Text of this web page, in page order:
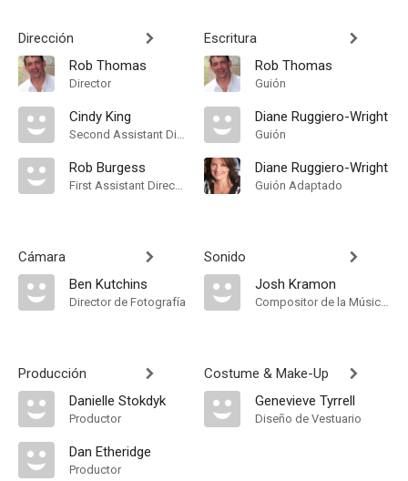
Dirección
Rob Thomas
Director
Cindy King
Second Assistant Director
Rob Burgess
First Assistant Director
Cámara
Ben Kutchins
Director de Fotografía
Producción
Danielle Stokdyk
Productor
Dan Etheridge
Productor
Escritura
Rob Thomas
Guión
Diane Ruggiero-Wright
Guión
Diane Ruggiero-Wright
Guión Adaptado
Sonido
Josh Kramon
Compositor de la Música Original
Costume & Make-Up
Genevieve Tyrrell
Diseño de Vestuario